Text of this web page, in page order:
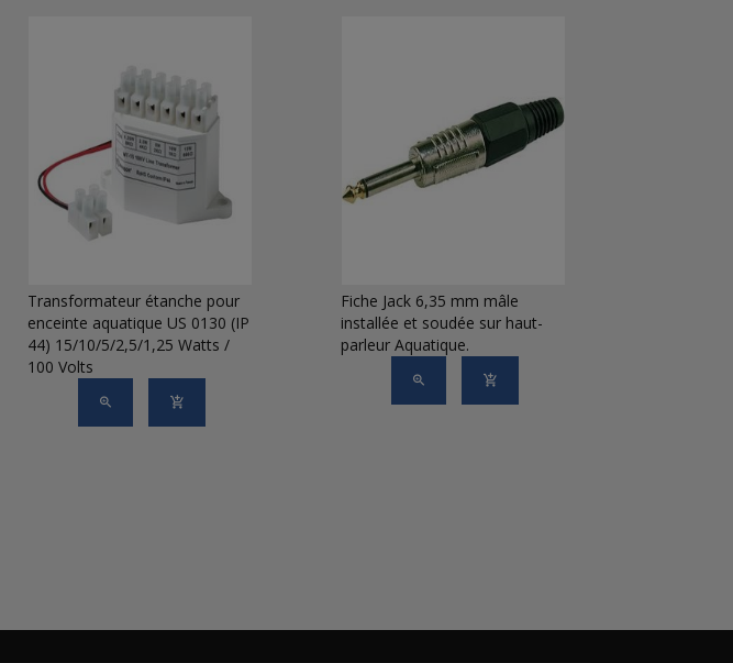
Transformateur étanche pour
enceinte aquatique US 0130 (IP
44) 15/10/5/2,5/1,25 Watts /
100 Volts
Fiche Jack 6,35 mm mâle
installée et soudée sur haut-
parleur Aquatique.